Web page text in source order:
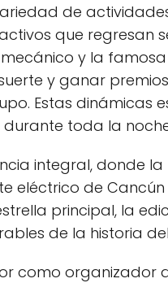
de
que regresan
y la famosa
y ganar premios
Estas dinámicas
toda la
integral, donde la
eléctrico de Cancún
principal, la
de la historia
como organizador